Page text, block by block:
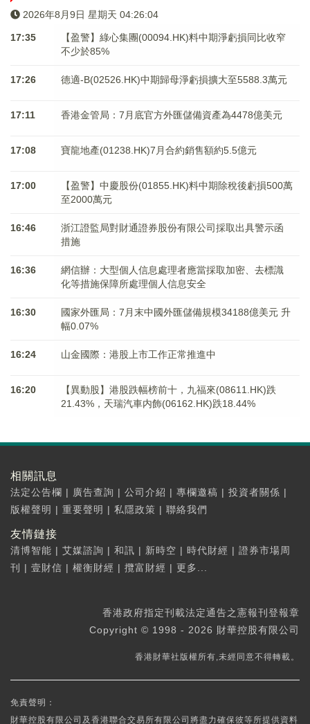
2026年8月9日 星期天 04:26:04
17:35
【盈警】綠心集團(00094.HK)料中期淨虧損同比收窄
不少於85%
17:26 德適-B(02526.HK)中期歸母淨虧損擴大至5588.3萬元
17:11 香港金管局：7月底官方外匯儲備資產為4478億美元
17:08 寶龍地產(01238.HK)7月合約銷售額約5.5億元
17:00
【盈警】中慶股份(01855.HK)料中期除稅後虧損500萬
至2000萬元
16:46
浙江證監局對財通證券股份有限公司採取出具警示函
措施
16:36
網信辦：大型個人信息處理者應當採取加密、去標識
化等措施保障所處理個人信息安全
16:30
國家外匯局：7月末中國外匯儲備規模34188億美元 升
幅0.07%
16:24 山金國際：港股上市工作正常推進中
16:20
【異動股】港股跌幅榜前十，九福來(08611.HK)跌
21.43%，天瑞汽車内飾(06162.HK)跌18.44%
相關訊息
法定公告欄 | 廣告查詢 | 公司介紹 | 專欄邀稿 | 投資者關係 |
版權聲明 | 重要聲明 | 私隱政策 | 聯絡我們
友情鏈接
清博智能 | 艾媒諮詢 | 和訊 | 新時空 | 時代財經 | 證券市場周
刊
| 壹財信 | 權衡財經 | 攬富財經 | 更多...
香港政府指定刊載法定通告之憲報刊登報章
Copyright © 1998 - 2026 財華控股有限公司
香港財華社版權所有,未經同意不得轉載。
免責聲明：
財華控股有限公司及香港聯合交易所有限公司將盡力確保彼等所提供資料